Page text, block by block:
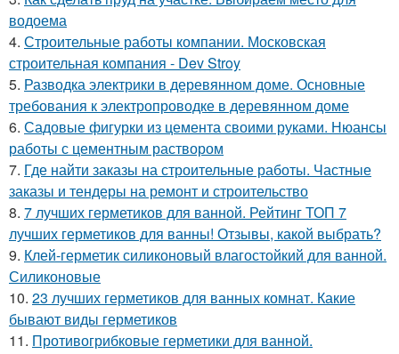
водоема
4. Строительные работы компании. Московская
строительная компания - Dev Stroy
5. Разводка электрики в деревянном доме. Основные
требования к электропроводке в деревянном доме
6. Садовые фигурки из цемента своими руками. Нюансы
работы с цементным раствором
7. Где найти заказы на строительные работы. Частные
заказы и тендеры на ремонт и строительство
8. 7 лучших герметиков для ванной. Рейтинг ТОП 7
лучших герметиков для ванны! Отзывы, какой выбрать?
9. Клей-герметик силиконовый влагостойкий для ванной.
Силиконовые
10. 23 лучших герметиков для ванных комнат. Какие
бывают виды герметиков
11. Противогрибковые герметики для ванной.